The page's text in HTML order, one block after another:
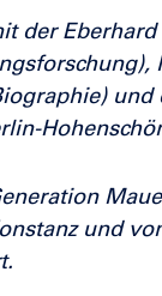
der
und